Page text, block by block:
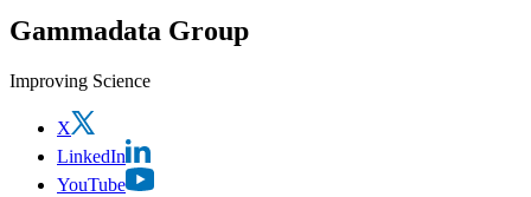
Gammadata Group
Improving Science
X
LinkedIn
YouTube